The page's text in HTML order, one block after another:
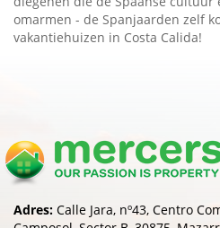
omarmen - de Spanjaarden zelf
vakantiehuizen in Costa Calida!
Adres: Calle Jara, nº43, Centro